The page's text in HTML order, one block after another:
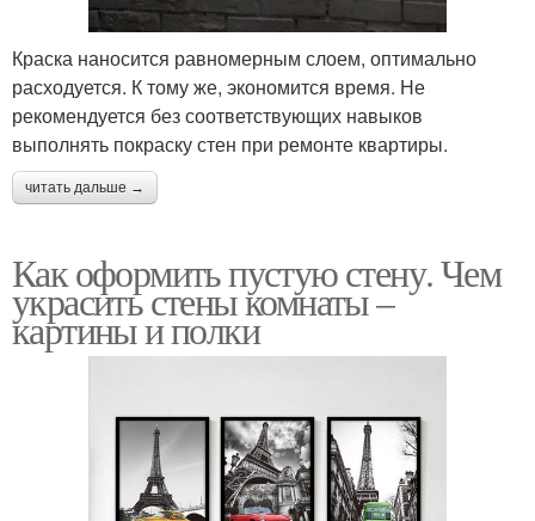
Краска наносится равномерным слоем, оптимально
расходуется. К тому же, экономится время. Не
рекомендуется без соответствующих навыков
выполнять покраску стен при ремонте квартиры.
читать дальше →
Как оформить пустую стену. Чем
украсить стены комнаты –
картины и полки